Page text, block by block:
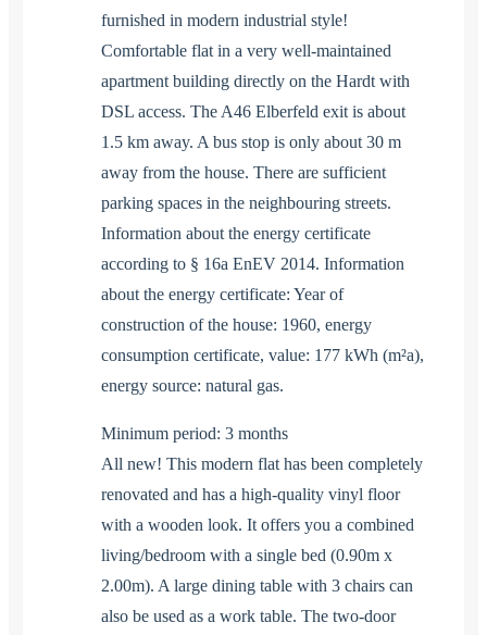
furnished in modern industrial style!
Comfortable flat in a very well-maintained
apartment building directly on the Hardt with
DSL access. The A46 Elberfeld exit is about
1.5 km away. A bus stop is only about 30 m
away from the house. There are sufficient
parking spaces in the neighbouring streets.
Information about the energy certificate
according to § 16a EnEV 2014. Information
about the energy certificate: Year of
construction of the house: 1960, energy
consumption certificate, value: 177 kWh (m²a),
energy source: natural gas.
Minimum period: 3 months
All new! This modern flat has been completely
renovated and has a high-quality vinyl floor
with a wooden look. It offers you a combined
living/bedroom with a single bed (0.90m x
2.00m). A large dining table with 3 chairs can
also be used as a work table. The two-door